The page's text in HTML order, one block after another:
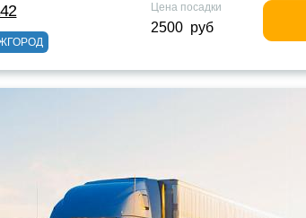
Цена посадки
2500 руб